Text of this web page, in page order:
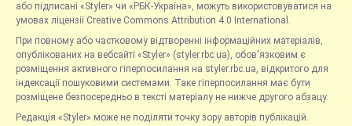
або підписані «Styler» чи «РБК-Україна», можуть використовуватися на
умовах ліцензії Creative Commons Attribution 4.0 International.
При повному або частковому відтворенні інформаційних матеріалів,
опублікованих на вебсайті «Styler» (styler.rbc.ua), обов'язковим є
розміщення активного гіперпосилання на styler.rbc.ua, відкритого для
індексації пошуковими системами. Таке гіперпосилання має бути
розміщене безпосередньо в тексті матеріалу не нижче другого абзацу.
Редакція «Styler» може не поділяти точку зору авторів публікацій.